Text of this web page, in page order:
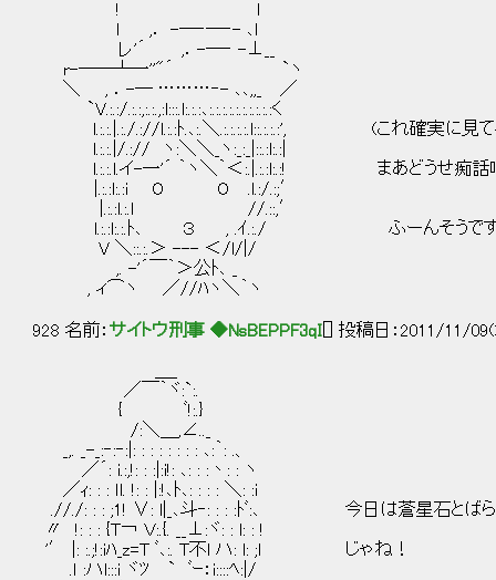
! l
l ,． -─‐─‐- ､l
レ'´ ,．-─‐ -⊥__
r-──┴一''"´ `ヽ
＼ , ．-─ ………‐- ､､,,_ ／
`V.:.:/.:.:,:.:.,:l:::.l:.:.:､:.:.:.:.:.:.:.:.:.:く
l.:.:.|.:./.://l.:.:ﾄ.､:.＼.:.:.:.:.l::.:.:.:', (これ確実に見て
l.:.:.|/.:// ヽ:＼＼_ヽ:_:_|::.:l:.:|
l.:.:.l.イ-一'´ ｀ヽ＼｀＜:.|.:.:l:.:! まあどうせ痴話喧
|.:.:l:.:i O O .l.:/.:;′
|.:.:l.:.l //.::,′
l.:.:l:.:.ﾄ､ ３ , .ｲ.:./ ふーんそうです
V ＼::.:.＞ --- ＜/l/|/
,. -'´￣｀＞公ﾄ､ _
, ィ⌒ヽ ／//ﾊヽ＼｀ヽ
928 名前： サイトウ刑事 ◆NsBEPPF3qI [] 投稿日：2011/11/
／￣｀ヾ:`:.
{ ﾞ!:.}
/:＼＿,∠.._
_,. _-_:‐:‐:|: : : : : : : : ､:｀: .、
／´: i.:,!: : :|:i!: ､: : :丶: : ヽ
／ｨ: : : ｌl. !: : |:!､ﾄ､: : : : ＼: :i
.//./: : : ;1! ∨: l|_､斗‐: : : :ﾄﾞ:､ 今日は蒼星石とばらし
〃 !: : : {T￢ Ｖ:.{. __⊥:ヾ: : l: : !
'′ |: :.;!:iﾊ_z=T ﾞ､:. T不l ハ: l: ;l じゃね！
.ｌ :ハl:::i ヾﾂ ` ﾞｰ：i::::ﾍ:|/